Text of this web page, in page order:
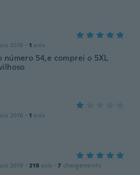
2018 · 1 avis
número 54,e comprei o 5XL
2016 · 1 avis
2019 · 218 avis · 7 chargements